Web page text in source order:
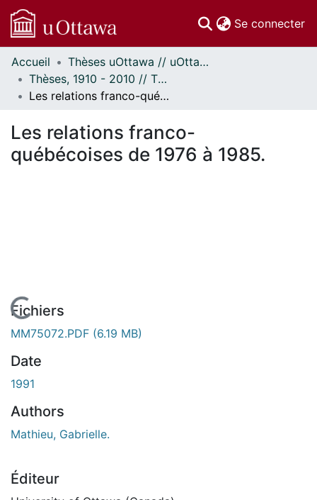
Se connecter
Communautés
et collections
Parcourir
À propos
Accueil
Thèses uOttawa // uOttawa Theses
Thèses, 1910 - 2010 // Theses, 1910 - 2010
Les relations franco-québécoises de 1976 à 1985.
Les relations franco-
québécoises de 1976 à 1985.
En cours de chargement...
Fichiers
MM75072.PDF (6.19 MB)
Date
1991
Authors
Mathieu, Gabrielle.
Éditeur